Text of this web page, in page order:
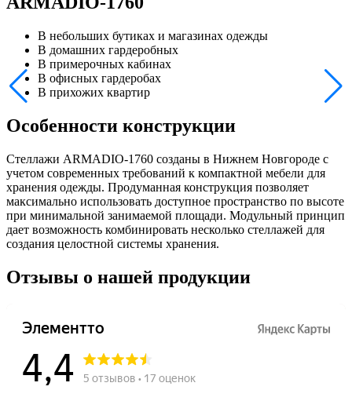
В небольших бутиках и магазинах одежды
В домашних гардеробных
В примерочных кабинах
В офисных гардеробах
В прихожих квартир
Особенности конструкции
Стеллажи ARMADIO-1760 созданы в Нижнем Новгороде с
учетом современных требований к компактной мебели для
хранения одежды. Продуманная конструкция позволяет
максимально использовать доступное пространство по высоте
при минимальной занимаемой площади. Модульный принцип
дает возможность комбинировать несколько стеллажей для
создания целостной системы хранения.
Отзывы о нашей продукции